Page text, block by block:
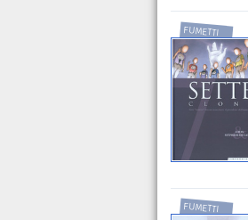
FUMETTI
FUMETTI